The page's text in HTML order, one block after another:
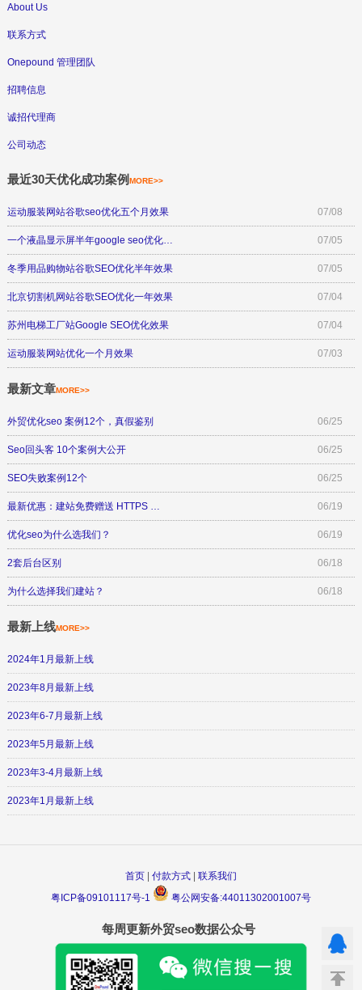
About Us
联系方式
Onepound 管理团队
招聘信息
诚招代理商
公司动态
最近30天优化成功案例 MORE>>
运动服装网站谷歌seo优化五个月效果 07/08
一个液晶显示屏半年google seo优化… 07/05
冬季用品购物站谷歌SEO优化半年效果 07/05
北京切割机网站谷歌SEO优化一年效果 07/04
苏州电梯工厂站Google SEO优化效果 07/04
运动服装网站优化一个月效果 07/03
最新文章MORE>>
外贸优化seo 案例12个，真假鉴别 06/25
Seo回头客 10个案例大公开 06/25
SEO失败案例12个 06/25
最新优惠：建站免费赠送 HTTPS … 06/19
优化seo为什么选我们？ 06/19
2套后台区别 06/18
为什么选择我们建站？ 06/18
最新上线MORE>>
2024年1月最新上线
2023年8月最新上线
2023年6-7月最新上线
2023年5月最新上线
2023年3-4月最新上线
2023年1月最新上线
首页| 付款方式| 联系我们
粤ICP备09101117号-1
粤公网安备:44011302001007号
每周更新外贸seo数据公众号